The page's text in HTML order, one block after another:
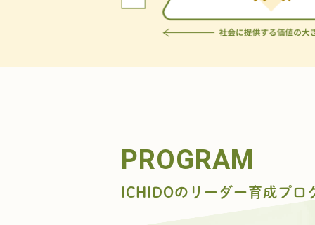
PROGRAM
ICHIDOのリーダー育成プロ